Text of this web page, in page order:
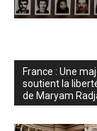
France : Une
soutient la
de Maryam